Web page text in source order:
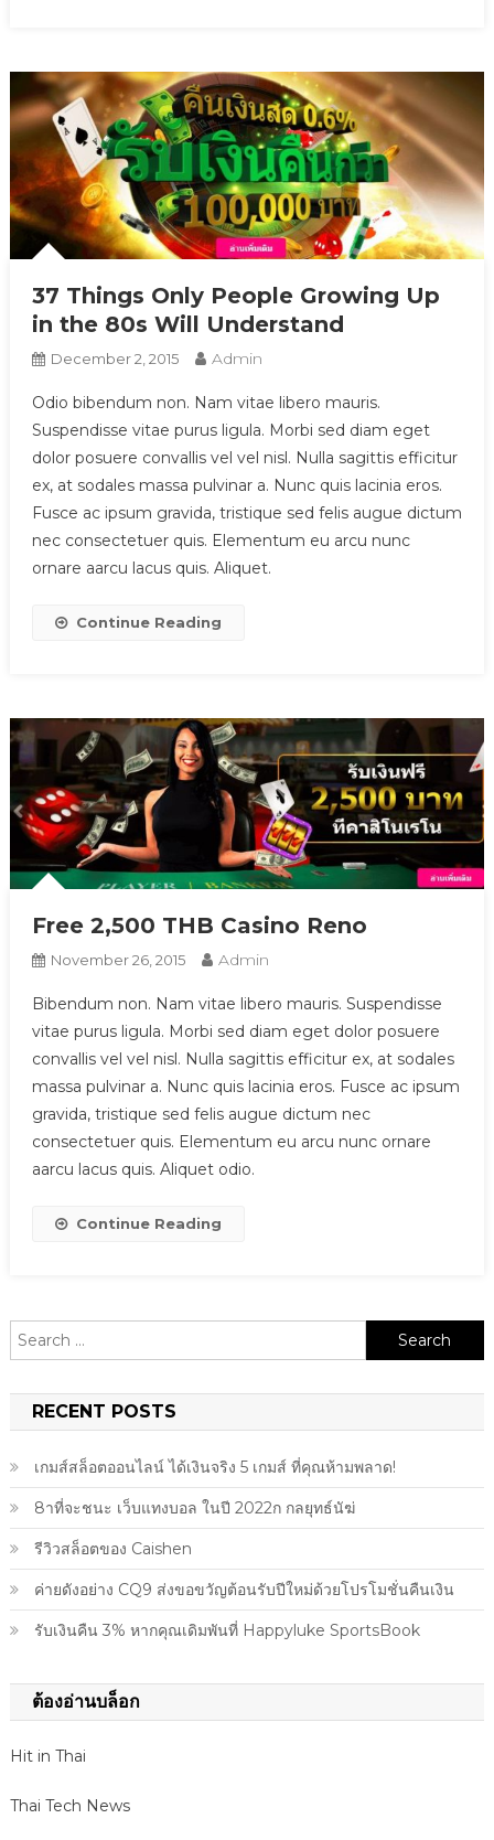
37 Things Only People Growing Up
in the 80s Will Understand
December 2, 2015 Admin
Odio bibendum non. Nam vitae libero mauris.
Suspendisse vitae purus ligula. Morbi sed diam eget
dolor posuere convallis vel vel nisl. Nulla sagittis efficitur
ex, at sodales massa pulvinar a. Nunc quis lacinia eros.
Fusce ac ipsum gravida, tristique sed felis augue dictum
nec consectetuer quis. Elementum eu arcu nunc
ornare aarcu lacus quis. Aliquet.
Continue Reading
Free 2,500 THB Casino Reno
November 26, 2015 Admin
Bibendum non. Nam vitae libero mauris. Suspendisse
vitae purus ligula. Morbi sed diam eget dolor posuere
convallis vel vel nisl. Nulla sagittis efficitur ex, at sodales
massa pulvinar a. Nunc quis lacinia eros. Fusce ac ipsum
gravida, tristique sed felis augue dictum nec
consectetuer quis. Elementum eu arcu nunc ornare
aarcu lacus quis. Aliquet odio.
Continue Reading
Search
for:
RECENT POSTS
เกมส์สล็อตออนไลน์ ได้เงินจริง 5 เกมส์ ที่คุณห้ามพลาด!
8าที่จะชนะ เว็บแทงบอล ในปี 2022ก กลยุทธ์นัฆ่
รีวิวสล็อตของ Caishen
ค่ายดังอย่าง CQ9 ส่งขอขวัญต้อนรับปีใหม่ด้วยโปรโมชั่นคืนเงิน
รับเงินคืน 3% หากคุณเดิมพันที่ Happyluke SportsBook
ต้องอ่านบล็อก
Hit in Thai
Thai Tech News